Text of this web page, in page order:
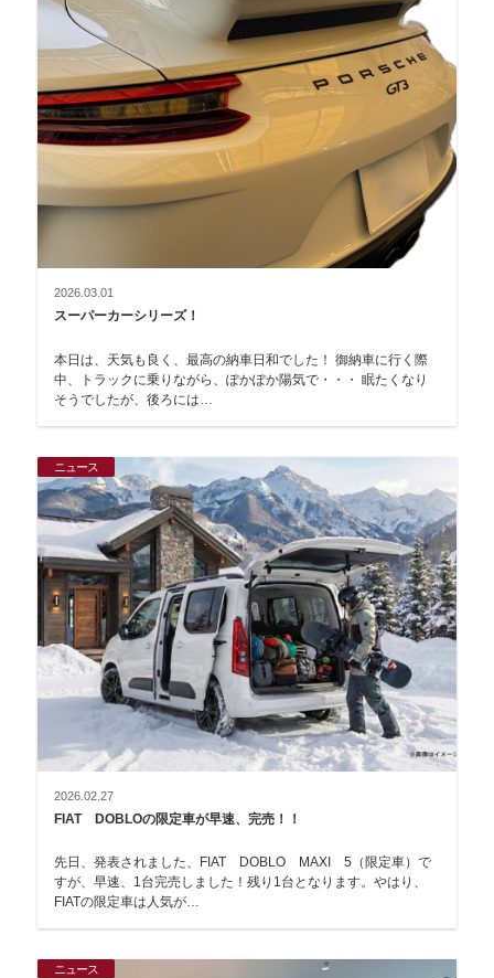
2026.03.01
スーパーカーシリーズ！
本日は、天気も良く、最高の納車日和でした！ 御納車に行く際
中、トラックに乗りながら、ぽかぽか陽気で・・・ 眠たくなり
そうでしたが、後ろには…
ニュース
2026.02.27
FIAT DOBLOの限定車が早速、完売！！
先日、発表されました、FIAT DOBLO MAXI 5（限定車）で
すが、早速、1台完売しました！残り1台となります。やはり、
FIATの限定車は人気が…
ニュース